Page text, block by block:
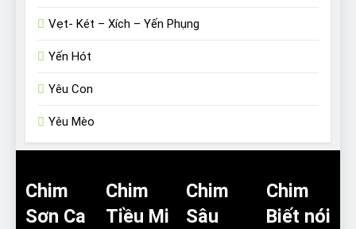
Vẹt- Két – Xích – Yến Phụng
Yến Hót
Yêu Con
Yêu Mèo
Chim
Sơn Ca
Chim
Tiều Mi
Chim
Sâu
Chim
Biết nói